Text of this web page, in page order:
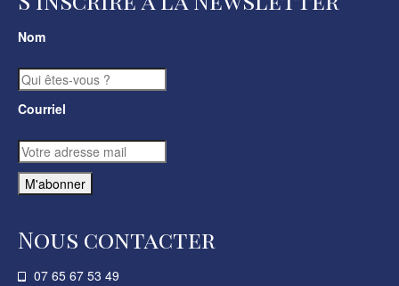
Nom
Courriel
Nous contacter
07 65 67 53 49­